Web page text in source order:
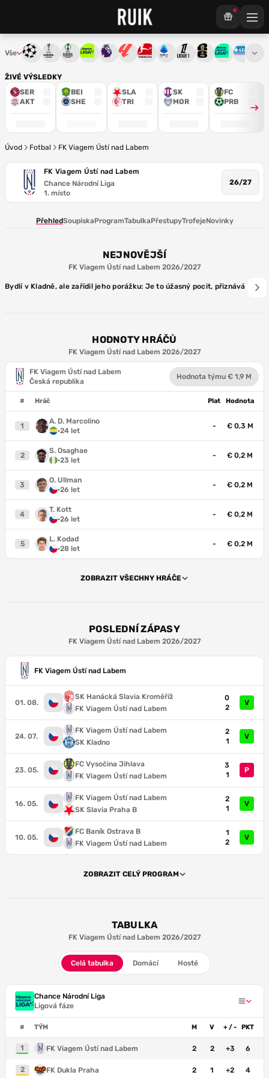
ŽIVÉ VÝSLEDKY
SER
AKT
BEI
SHE
SLA
TRI
SK
MOR
FC
PRB
Vše Liga mistrůEvropská liga
Konferenční liga
Chance ligaPremier League
La LigaBundesliga
Serie ALigue 1Mistrovství světa
Chance3. ČFL
Úvod Fotbal FK Viagem Ústí nad Labem
FK Viagem Ústí nad Labem
Chance Národní Liga
1. místo
26/27
PřehledSoupiskaProgramTabulkaPřestupyTrofejeNovinky
NEJNOVĚJŠÍ
FK Viagem Ústí nad Labem 2026/2027
Bydlí v Kladně, ale zařídil jeho porážku: Je to úžasný pocit, přiznává
HODNOTY HRÁČŮ
FK Viagem Ústí nad Labem 2026/2027
FK Viagem Ústí nad Labem
Česká republika
Hodnota týmu € 1,9 M
# Hráč Plat Hodnota
1
A. D. Marcolino
·24 let
- € 0,3 M
2
S. Osaghae
·23 let
- € 0,2 M
3
O. Ullman
·26 let
- € 0,2 M
4
T. Kott
·26 let
- € 0,2 M
5
L. Kodad
·28 let
- € 0,2 M
ZOBRAZIT VŠECHNY HRÁČE
POSLEDNÍ ZÁPASY
FK Viagem Ústí nad Labem 2026/2027
FK Viagem Ústí nad Labem
01. 08.
SK Hanácká Slavia Kroměříž
FK Viagem Ústí nad Labem
0
2
V
24. 07.
FK Viagem Ústí nad Labem
SK Kladno
2
1
V
23. 05.
FC Vysočina Jihlava
FK Viagem Ústí nad Labem
3
1
P
16. 05.
FK Viagem Ústí nad Labem
SK Slavia Praha B
2
1
V
10. 05.
FC Baník Ostrava B
FK Viagem Ústí nad Labem
1
2
V
ZOBRAZIT CELÝ PROGRAM
TABULKA
FK Viagem Ústí nad Labem 2026/2027
Celá tabulka Domácí Hosté
Chance Národní Liga
Ligová fáze
# TÝM M V + / - PKT
1 FK Viagem Ústí nad Labem 2 2 +3 6
2 FK Dukla Praha 2 1 +2 4